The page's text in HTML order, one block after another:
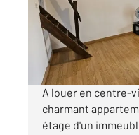
Appartement
420 €
par mois charges
A louer en centre-
charmant
étage d'un